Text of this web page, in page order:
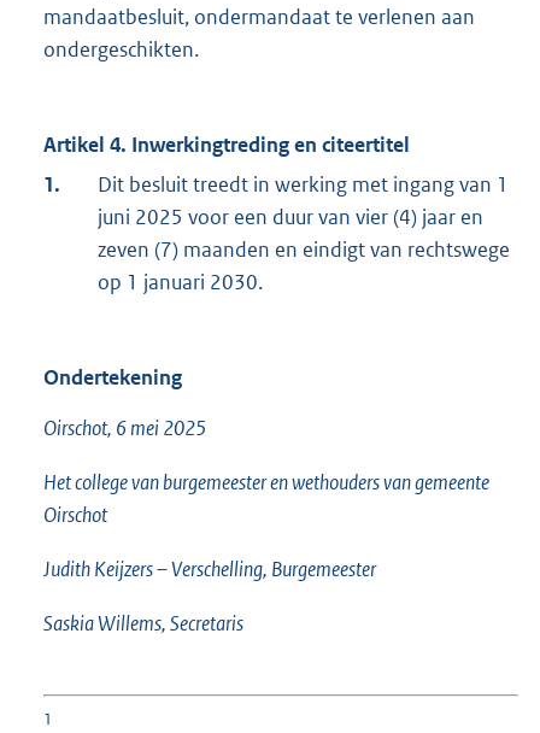
mandaatbesluit, ondermandaat te verlenen aan
ondergeschikten.
Artikel 4. Inwerkingtreding en citeertitel
1.
Dit besluit treedt in werking met ingang van 1
juni 2025 voor een duur van vier (4) jaar en
zeven (7) maanden en eindigt van rechtswege
op 1 januari 2030.
Ondertekening
Oirschot, 6 mei 2025
Het college van burgemeester en wethouders van gemeente
Oirschot
Judith Keijzers – Verschelling, Burgemeester
Saskia Willems, Secretaris
1